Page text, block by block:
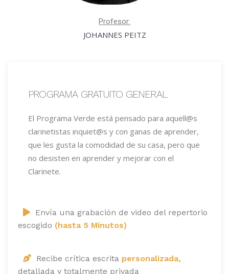
Profesor:
JOHANNES PEITZ
PROGRAMA GRATUITO GENERAL
El Programa Verde está pensado para aquell@s
clarinetistas inquiet@s y con ganas de aprender,
que les gusta la comodidad de su casa, pero que
no desisten en aprender y mejorar con el
Clarinete.
Envía una grabación de video del repertorio
escogido (hasta 5 Minutos)
Recibe crítica escrita personalizada,
detallada y totalmente privada